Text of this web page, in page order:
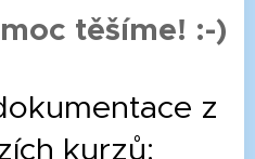
těšíme! :-)
z
kurzů: